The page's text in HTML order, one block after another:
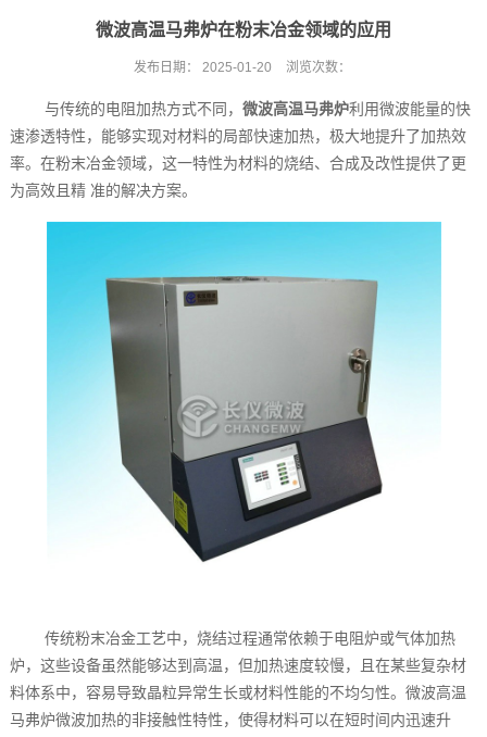
微波高温马弗炉在粉末冶金领域的应用
发布日期： 2025-01-20 浏览次数：
与传统的电阻加热方式不同， 微波高温马弗炉利用微波能量的快
速渗透特性，能够实现对材料的局部快速加热，极大地提升了加热效
率。在粉末冶金领域，这一特性为材料的烧结、合成及改性提供了更
为高效且精 准的解决方案。
传统粉末冶金工艺中，烧结过程通常依赖于电阻炉或气体加热
炉，这些设备虽然能够达到高温，但加热速度较慢，且在某些复杂材
料体系中，容易导致晶粒异常生长或材料性能的不均匀性。微波高温
马弗炉微波加热的非接触性特性，使得材料可以在短时间内迅速升